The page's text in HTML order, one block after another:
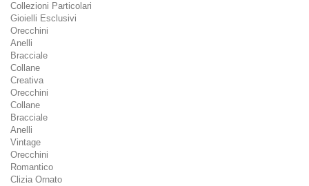
Collezioni Particolari
Gioielli Esclusivi
Orecchini
Anelli
Bracciale
Collane
Creativa
Orecchini
Collane
Bracciale
Anelli
Vintage
Orecchini
Romantico
Clizia Ornato